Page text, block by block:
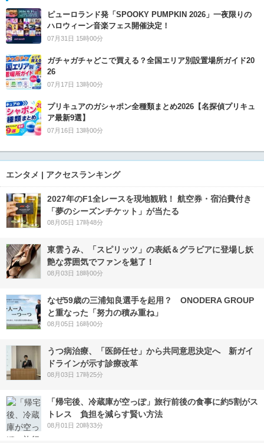
ピューロランド発「SPOOKY PUMPKIN 2026」一夜限りの
ハロウィーン音楽フェス開催決定！
07月31日 15時00分
ガチャガチャどこで買える？全国エリア別設置場所ガイド20
26
07月17日 13時00分
プリキュアのガシャポン全種類まとめ2026【名探偵プリキュ
ア最新9選】
07月16日 13時00分
エンタメ | アクセスランキング
2027年のF1全レースを現地観戦！ 航空券・宿泊費付き
「夢のシーズンチケット」が当たる
08月05日 17時48分
東雲うみ、「スピリッツ」の表紙＆グラビアに登場し妖
艶な雰囲気でファンを魅了！
08月03日 18時00分
なぜ59歳の三浦知良選手を起用？ ONODERA GROUP
と重なった「努力の積み重ね」
08月05日 16時00分
うつ病治療、「医師任せ」から共同意思決定へ 新ガイ
ドラインが示す診療改革
08月03日 17時25分
「帰宅後、冷蔵庫が空っぽ」旅行前後の食事に約5割がス
トレス 負担を減らす賢い方法
08月01日 20時33分